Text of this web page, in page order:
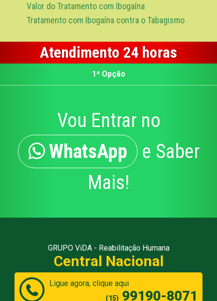
Valor do Tratamento com Ibogaína
Tratamento com Ibogaína contra o Tabagismo
Atendimento 24 horas
1ª Opção
Vou Entrar no
WhatsApp e Saber
Mais!
GRUPO ViDA - Reabilitação Humana
Central Nacional
Ligue agora, clique aqui
(15) 99190-8071